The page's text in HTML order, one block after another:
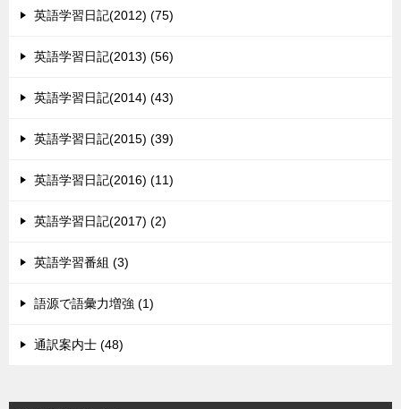
英語学習日記(2012) (75)
英語学習日記(2013) (56)
英語学習日記(2014) (43)
英語学習日記(2015) (39)
英語学習日記(2016) (11)
英語学習日記(2017) (2)
英語学習番組 (3)
語源で語彙力増強 (1)
通訳案内士 (48)